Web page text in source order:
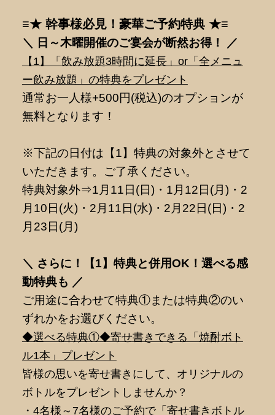
≡★ 幹事様必見！豪華ご予約特典 ★≡
＼ 日～木曜開催のご宴会が断然お得！ ／
【1】「飲み放題3時間に延長」or「全メニュ
ー飲み放題」の特典をプレゼント
通常お一人様+500円(税込)のオプションが
無料となります！
※下記の日付は【1】特典の対象外とさせて
いただきます。ご了承ください。
特典対象外⇒1月11日(日)・1月12日(月)・2
月10日(火)・2月11日(水)・2月22日(日)・2
月23日(月)
＼ さらに！【1】特典と併用OK！選べる感
動特典も ／
ご用途に合わせて特典①または特典②のい
ずれかをお選びください。
◆選べる特典①◆寄せ書きできる「焼酎ボト
ル1本」プレゼント
皆様の思いを寄せ書きにして、オリジナルの
ボトルをプレゼントしませんか？
・4名様～7名様のご予約で「寄せ書きボトル